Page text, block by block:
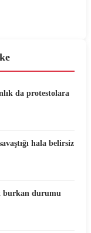
da protestolara
hala belirsiz
burkan durumu